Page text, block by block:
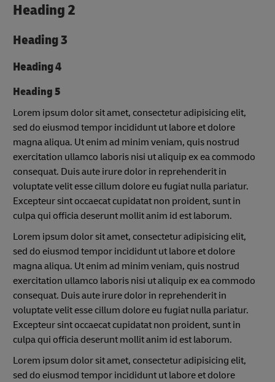
Heading 2
Heading 3
Heading 4
Heading 5
Lorem ipsum dolor sit amet, consectetur adipisicing elit,
sed do eiusmod tempor incididunt ut labore et dolore
magna aliqua. Ut enim ad minim veniam, quis nostrud
exercitation ullamco laboris nisi ut aliquip ex ea commodo
consequat. Duis aute irure dolor in reprehenderit in
voluptate velit esse cillum dolore eu fugiat nulla pariatur.
Excepteur sint occaecat cupidatat non proident, sunt in
culpa qui officia deserunt mollit anim id est laborum.
Lorem ipsum dolor sit amet, consectetur adipisicing elit,
sed do eiusmod tempor incididunt ut labore et dolore
magna aliqua. Ut enim ad minim veniam, quis nostrud
exercitation ullamco laboris nisi ut aliquip ex ea commodo
consequat. Duis aute irure dolor in reprehenderit in
voluptate velit esse cillum dolore eu fugiat nulla pariatur.
Excepteur sint occaecat cupidatat non proident, sunt in
culpa qui officia deserunt mollit anim id est laborum.
Lorem ipsum dolor sit amet, consectetur adipisicing elit,
sed do eiusmod tempor incididunt ut labore et dolore